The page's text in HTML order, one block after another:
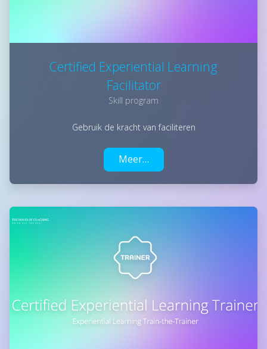
Certified Experiential Learning
Facilitator
Skill program
Gebruik de kracht van faciliteren
Meer…